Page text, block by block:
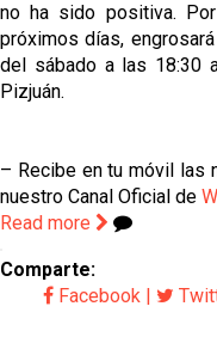
no ha sido positiva.
próximos días,
del sábado a las 18:30
Pizjuán.
– Recibe en tu móvil las
nuestro Canal Oficial de
Read more
Comparte:
Facebook